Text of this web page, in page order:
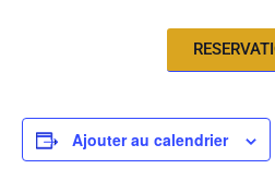
Ajouter au calendrier